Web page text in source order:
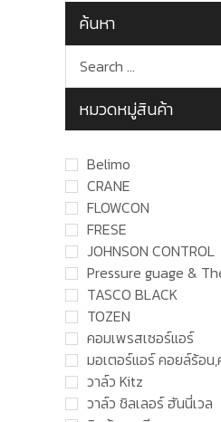
ค้นหา
หมวดหมู่สินค้า
Belimo
CRANE
FLOWCON
FRESE
JOHNSON CONTROL
Pressure guage &
TASCO BLACK
TOZEN
คอมเพรสเซอร์แอร์
มอเตอร์แอร์ คอยล์ร้อน
วาล์ว Kitz
วาล์ว ชิลเลอร์ ฮันนี่เวล